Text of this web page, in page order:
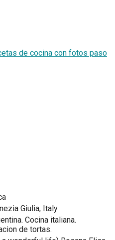
de cocina con fotos paso
Giulia, Italy
Cocina italiana.
de tortas.